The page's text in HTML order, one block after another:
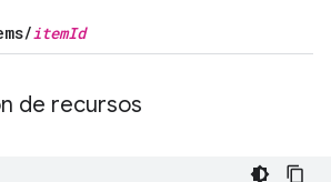
/itemId
de recursos